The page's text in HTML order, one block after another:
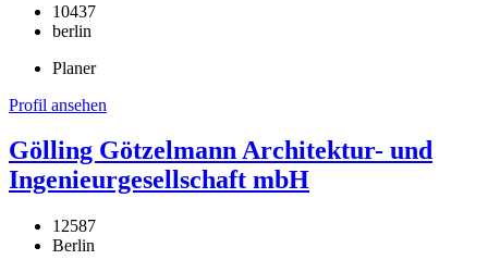
10437
berlin
Planer
Profil ansehen
Gölling Götzelmann Architektur- und
Ingenieurgesellschaft mbH
12587
Berlin